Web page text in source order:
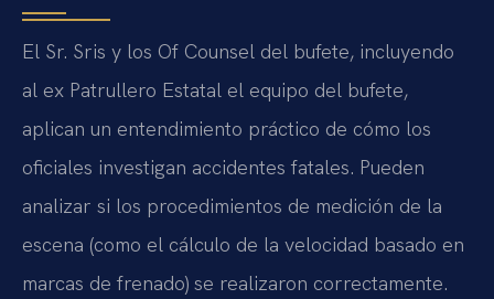
El Sr. Sris y los Of Counsel del bufete, incluyendo
al ex Patrullero Estatal el equipo del bufete,
aplican un entendimiento práctico de cómo los
oficiales investigan accidentes fatales. Pueden
analizar si los procedimientos de medición de la
escena (como el cálculo de la velocidad basado en
marcas de frenado) se realizaron correctamente.